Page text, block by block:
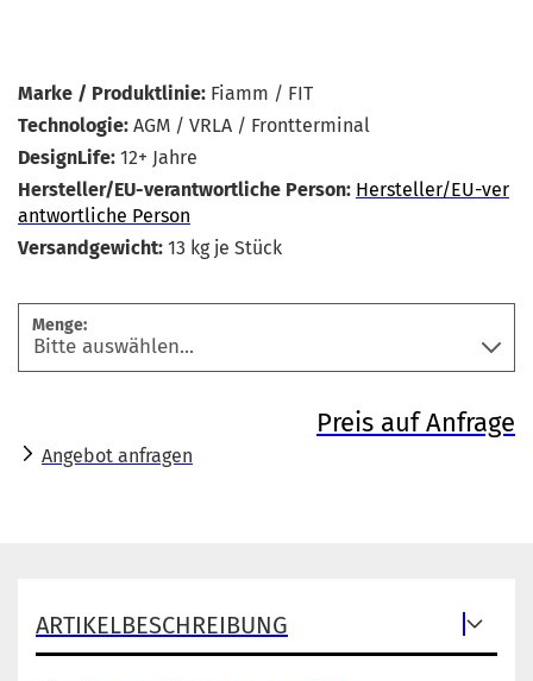
Marke / Produktlinie: Fiamm / FIT
Technologie: AGM / VRLA / Frontterminal
DesignLife: 12+ Jahre
Hersteller/EU-verantwortliche Person: Hersteller/EU-ver
antwortliche Person
Versandgewicht: 13 kg je Stück
Menge:
Preis auf Anfrage
Angebot anfragen
ARTIKELBESCHREIBUNG